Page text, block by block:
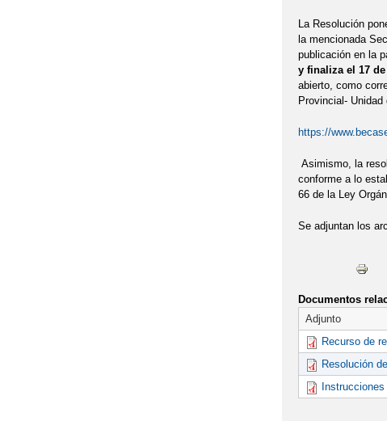
La Resolución
la mencionada
publicación en la
y finaliza el 17
abierto, como
Provincial-
https://
Asimismo, la
conforme a lo
66 de la Ley
Se adjuntan los
Documentos
Adjunto
Recurso de
Resolución